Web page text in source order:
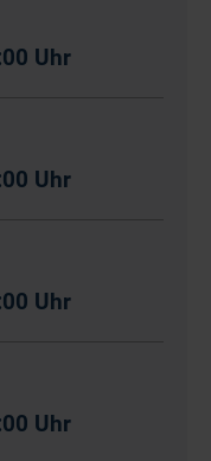
Uhr
Uhr
Uhr
Uhr